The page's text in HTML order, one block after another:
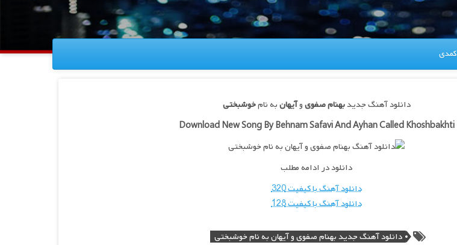
کمدی
دانلود آهنگ جدیدبهنام صفویوآیهانبه نامخوشبختی
Download New Song By Behnam Safavi And Ayhan Called Khoshbakhti
دانلود در ادامه مطلب
دانلود آهنگ با کیفیت 320
دانلود آهنگ با کیفیت 128
دانلود آهنگ جدید بهنام صفوی و آیهان به نام خوشبختی